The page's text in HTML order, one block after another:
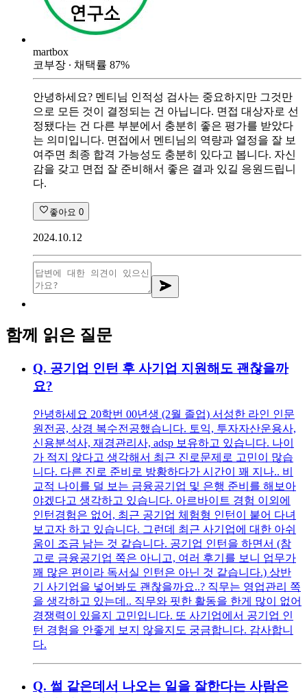
martbox
코부장 ∙ 채택률 87%
안녕하세요? 멘티님 인적성 검사는 중요하지만 그것만
으로 모든 것이 결정되는 건 아닙니다. 면접 대상자로 선
정됐다는 건 다른 부분에서 충분히 좋은 평가를 받았다
는 의미입니다. 면접에서 멘티님의 역량과 열정을 잘 보
여주면 최종 합격 가능성도 충분히 있다고 봅니다. 자신
감을 갖고 면접 잘 준비해서 좋은 결과 있길 응원드립니
다.
좋아요 0
2024.10.12
함께 읽은 질문
Q. 공기업 인턴 후 사기업 지원해도 괜찮을까
요?
안녕하세요 20학번 00년생 (2월 졸업) 서성한 라인 인문
원전공, 상경 복수전공했습니다. 토익, 투자자산운용사,
신용분석사, 재경관리사, adsp 보유하고 있습니다. 나이
가 적지 않다고 생각해서 최근 진로문제로 고민이 많습
니다. 다른 진로 준비로 방황하다가 시간이 꽤 지나.. 비
교적 나이를 덜 보는 금융공기업 및 은행 준비를 해보아
야겠다고 생각하고 있습니다. 아르바이트 경험 이외에
인턴경험은 없어, 최근 공기업 체험형 인턴이 붙어 다녀
보고자 하고 있습니다. 그런데 최근 사기업에 대한 아쉬
움이 조금 남는 것 같습니다. 공기업 인턴을 하면서 (참
고로 금융공기업 쪽은 아니고, 여러 후기를 보니 업무가
꽤 많은 편이라 독서실 인턴은 아닌 것 같습니다.) 상반
기 사기업을 넣어봐도 괜찮을까요..? 직무는 영업관리 쪽
을 생각하고 있는데.. 직무와 핏한 활동을 한게 많이 없어
경쟁력이 있을지 고민입니다. 또 사기업에서 공기업 인
턴 경험을 안좋게 보지 않을지도 궁금합니다. 감사합니
다.
Q. 썰 같은데서 나오는 일을 잘한다는 사람은